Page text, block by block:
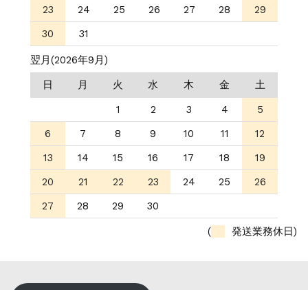
23
24 25 26 27 28
29
30
31
翌月(2026年9月)
日
月 火 水 木 金
土
1
2 3 4
5
6
7 8 9 10 11
12
13
14 15 16 17 18
19
20
21 22 23 24 25
26
27
28 29 30
( 発送業務休日)